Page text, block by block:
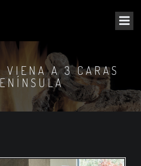
VIENA A 3 CARAS